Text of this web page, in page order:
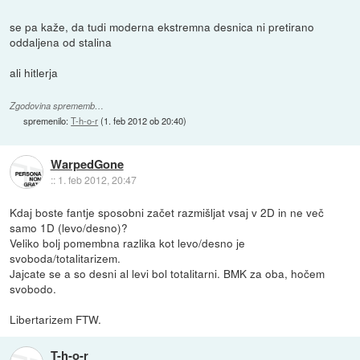
se pa kaže, da tudi moderna ekstremna desnica ni pretirano
oddaljena od stalina
ali hitlerja
Zgodovina sprememb…
spremenilo:T-h-o-r(1. feb 2012 ob 20:40)
WarpedGone
:: 1. feb 2012, 20:47
Kdaj boste fantje sposobni začet razmišljat vsaj v 2D in ne več
samo 1D (levo/desno)?
Veliko bolj pomembna razlika kot levo/desno je
svoboda/totalitarizem.
Jajcate se a so desni al levi bol totalitarni. BMK za oba, hočem
svobodo.
Libertarizem FTW.
T-h-o-r